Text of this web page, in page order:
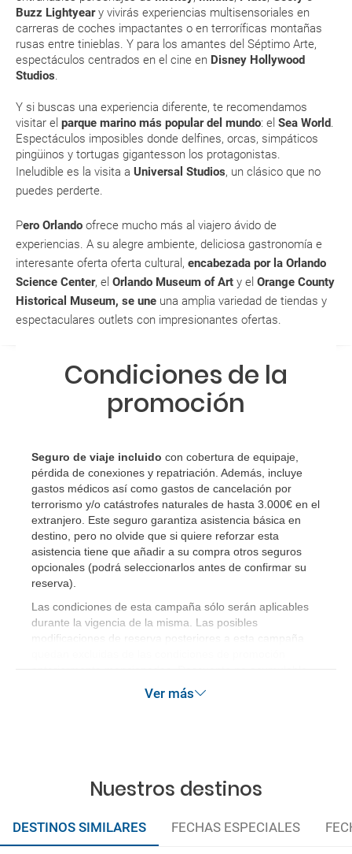
Buzz Lightyeary vivirás experiencias multisensoriales en
carreras de coches impactantes o en terroríficas montañas
rusas entre tinieblas. Y para los amantes del Séptimo Arte,
espectáculos centrados en el cine en Disney Hollywood
Studios
Y si buscas una experiencia diferente, te recomendamos
visitar el parque marino más popular del mundo: el Sea World
Espectáculos imposibles donde delfines, orcas, simpáticos
pingüinos y tortugas gigantesson los protagonistas.
Ineludible es la visita a Universal Studios, un clásico que no
puedes perderte.
Pero Orlando ofrece mucho más al viajero ávido de
experiencias. A su alegre ambiente, deliciosa gastronomía e
interesante oferta oferta cultural, encabezada por la Orlando
Science Center, el Orlando Museum of Art y el Orange County
Historical Museum, se une una amplia variedad de tiendas y
espectaculares outlets con impresionantes ofertas.
generar una anulación o modificación del viaje?
¿Qué caducidad debe tener mi pasaporte para ir
a...?
¿Con cuánta antelación tengo que estar en el
aeropuerto?
RESERVAR ¿Cómo puedo reservar un viaje de
paquete vacacional en la página web?
Al realizar la reserva, uno de los servicios ha
quedado de pendiente de confirmación ¿Cómo
sabré si se confirma el viaje?
¿Cómo sé si hay plazas disponibles en el viaje que
quiero al hacer mi solicitud de reserva?
Si tengo los traslados incluidos, ¿dónde debo
dirigirme?
¿Incluye algún seguro de viaje mi reserva?
¿Cuáles son las condiciones generales en las
reservas de viajes?
¿Cuáles son los impuestos de entrada y salida del
país si viajo a América?
¿Qué hago si el traslado contratado del aeropuerto
al hotel o viceversa no ha aparecido?
¿Necesito visado para poder ir a ...?
Condiciones de la
promoción
Seguro de viaje incluido con cobertura de equipaje,
pérdida de conexiones y repatriación. Además, incluye
gastos médicos así como gastos de cancelación por
terrorismo y/o catástrofes naturales de hasta 3.000€ en el
extranjero. Este seguro garantiza asistencia básica en
destino, pero no olvide que si quiere reforzar esta
asistencia tiene que añadir a su compra otros seguros
opcionales (podrá seleccionarlos antes de confirmar su
reserva).
Las condiciones de esta campaña sólo serán aplicables
durante la vigencia de la misma. Las posibles
modificaciones de reserva posteriores a esta campaña
Ver más
Nuestros destinos
DESTINOS SIMILARES FECHAS ESPECIALES